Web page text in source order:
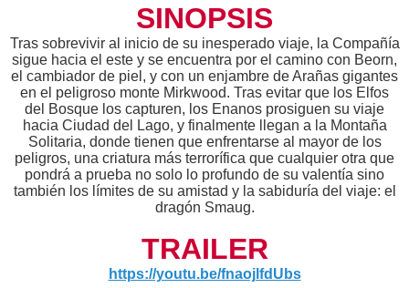
SINOPSIS
Tras sobrevivir al inicio de su inesperado viaje, la Compañía
sigue hacia el este y se encuentra por el camino con Beorn,
el cambiador de piel, y con un enjambre de Arañas gigantes
en el peligroso monte Mirkwood. Tras evitar que los Elfos
del Bosque los capturen, los Enanos prosiguen su viaje
hacia Ciudad del Lago, y finalmente llegan a la Montaña
Solitaria, donde tienen que enfrentarse al mayor de los
peligros, una criatura más terrorífica que cualquier otra que
pondrá a prueba no solo lo profundo de su valentía sino
también los límites de su amistad y la sabiduría del viaje: el
dragón Smaug.
TRAILER
https://youtu.be/fnaojlfdUbs